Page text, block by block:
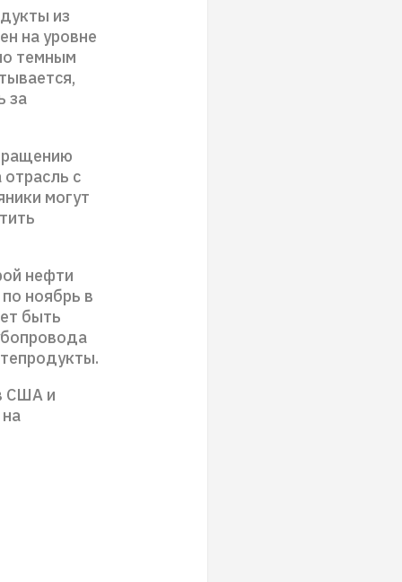
из
на уровне
темным
за
с
могут
нефти
ноябрь в
быть
США и